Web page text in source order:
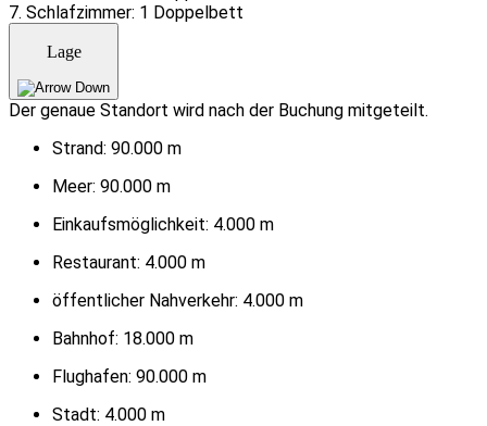
7. Schlafzimmer: 1 Doppelbett
Lage
Der genaue Standort wird nach der Buchung mitgeteilt.
Strand: 90.000 m
Meer: 90.000 m
Einkaufsmöglichkeit: 4.000 m
Restaurant: 4.000 m
öffentlicher Nahverkehr: 4.000 m
Bahnhof: 18.000 m
Flughafen: 90.000 m
Stadt: 4.000 m